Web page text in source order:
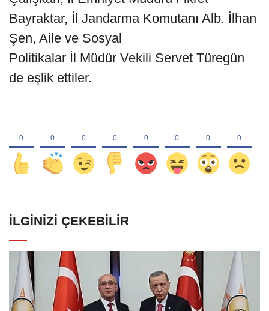
Bayraktar, İl Jandarma Komutanı Alb. İlhan
Şen, Aile ve Sosyal
Politikalar İl Müdür Vekili Servet Türegün
de eşlik ettiler.
İLGINIZI ÇEKEBILIR